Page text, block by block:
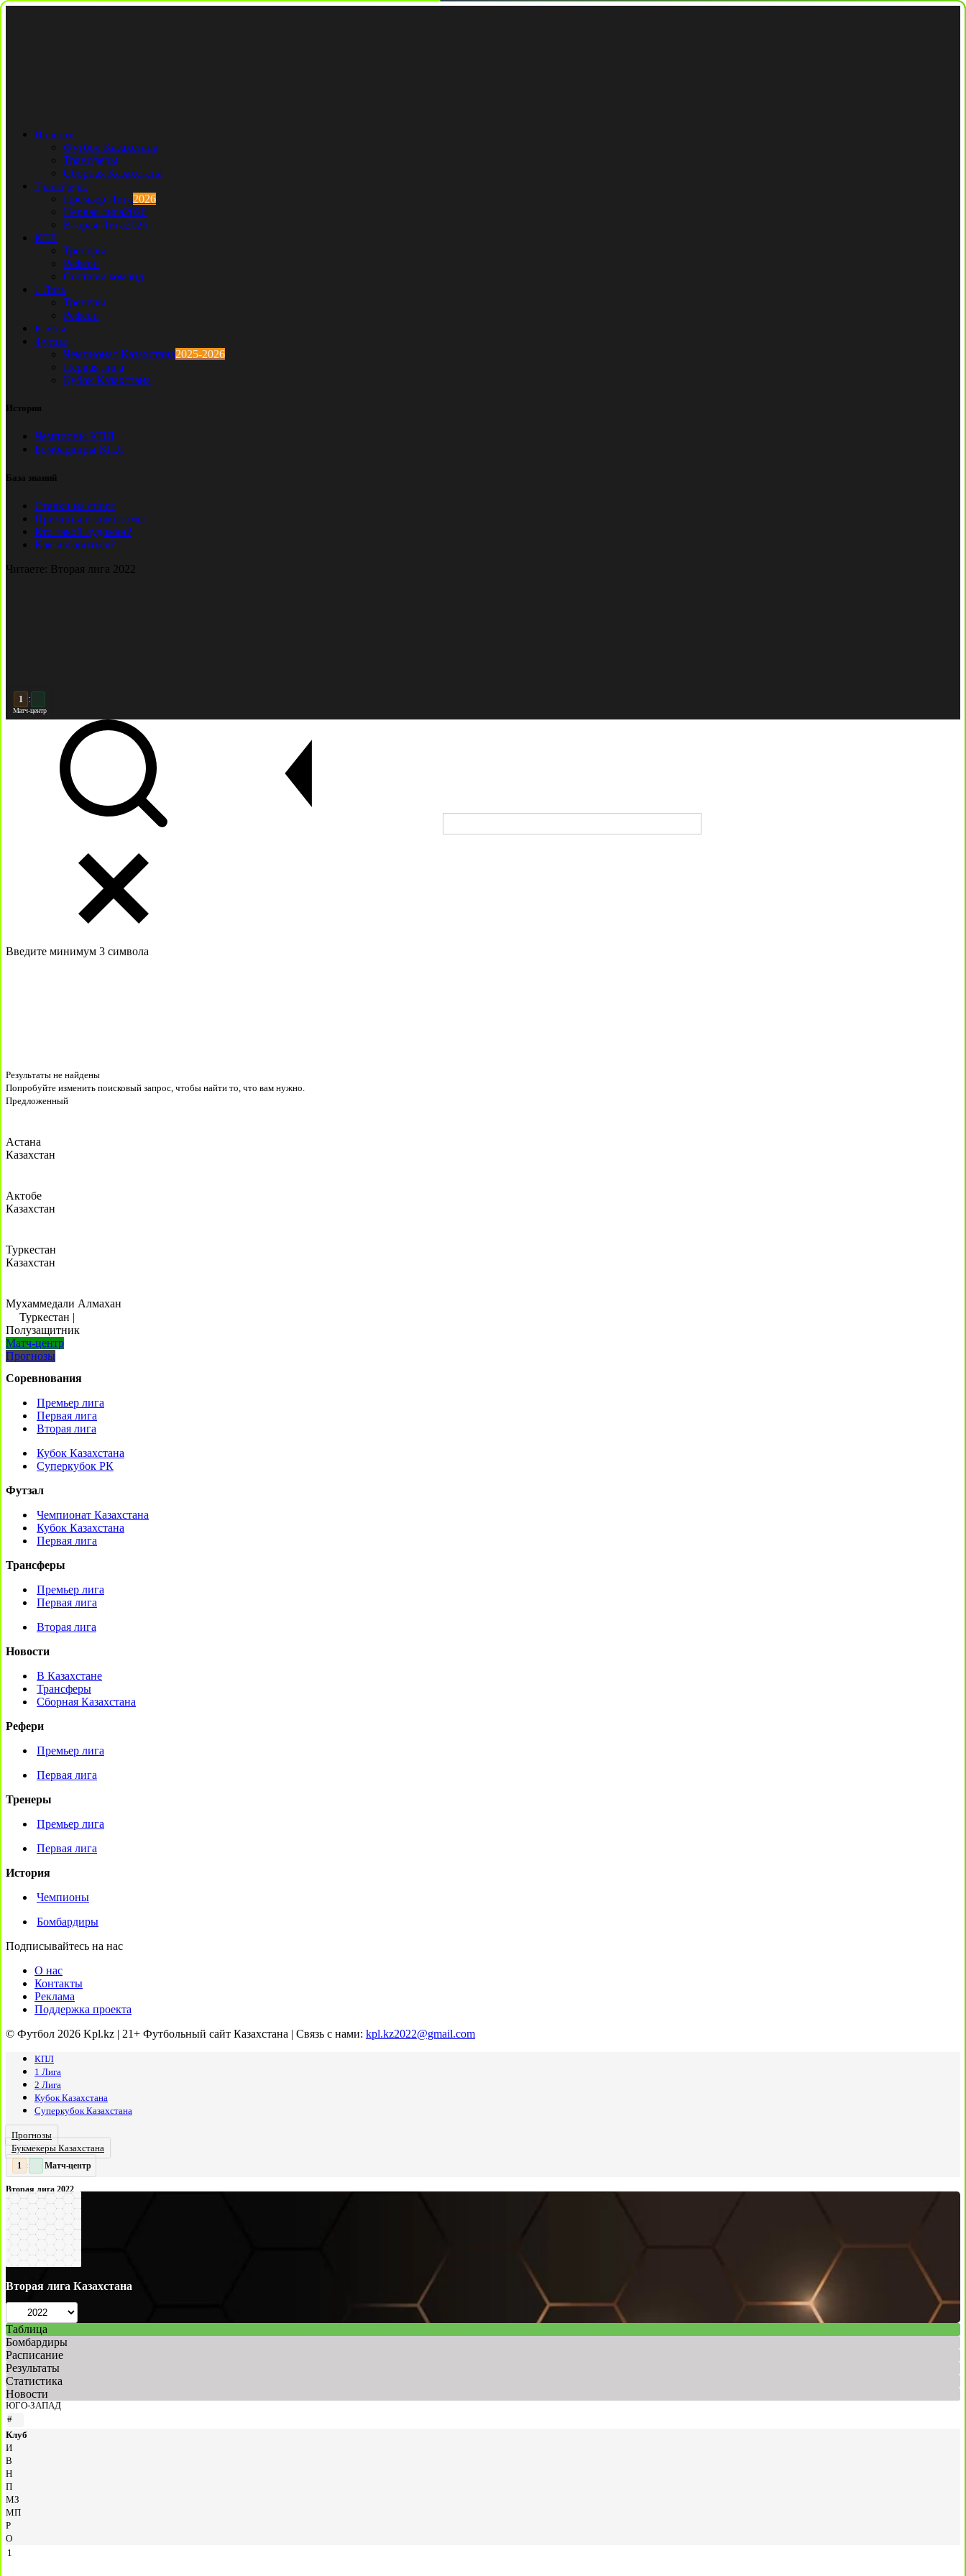
Новости
Футбол Казахстана
Трансферы
Сборная Казахстана
Трансферы
Премьер Лига2026
Первая лига2026
Вторая Лига2026
КПЛ
Тренеры
Рефери
Составы команд
1 Лига
Тренеры
Рефери
Клубы
Футзал
Чемпионат Казахстана2025-2026
Первая лига
Кубок Казахстана
История
Чемпионы КПЛ
Бомбардиры КПЛ
База знаний
Ставки на спорт
Причины и симптомы
Кто такой лудоман?
Как избавиться?
Читаете: Вторая лига 2022
2 :
Матч-центр
Введите минимум 3 символа
Результаты не найдены
Попробуйте изменить поисковый запрос, чтобы найти то, что вам нужно.
Предложенный
Астана
Казахстан
Актобе
Казахстан
Туркестан
Казахстан
Мухаммедали Алмахан
Туркестан |
Полузащитник
Матч-центр
Прогнозы
Соревнования
Премьер лига
Первая лига
Вторая лига
Кубок Казахстана
Суперкубок РК
Футзал
Чемпионат Казахстана
Кубок Казахстана
Первая лига
Трансферы
Премьер лига
Первая лига
Вторая лига
Новости
В Казахстане
Трансферы
Сборная Казахстана
Рефери
Премьер лига
Первая лига
Тренеры
Премьер лига
Первая лига
История
Чемпионы
Бомбардиры
Подписывайтесь на нас
О нас
Контакты
Реклама
Поддержка проекта
© Футбол 2026 Kpl.kz | 21+ Футбольный сайт Казахстана | Связь с нами: kpl.kz2022@gmail.com
КПЛ
1 Лига
2 Лига
Кубок Казахстана
Суперкубок Казахстана
Прогнозы
Букмекеры Казахстана
2 : Матч-центр
Вторая лига 2022
Вторая лига Казахстана
Таблица
Бомбардиры
Расписание
Результаты
Статистика
Новости
ЮГО-ЗАПАД
#
Клуб
И
В
Н
П
МЗ
МП
Р
О
1